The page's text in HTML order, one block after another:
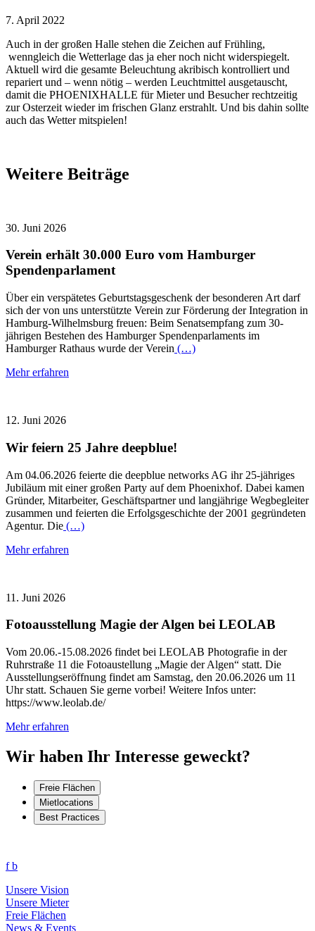
7. April 2022
Auch in der großen Halle stehen die Zeichen auf Frühling,
wenngleich die Wetterlage das ja eher noch nicht widerspiegelt.
Aktuell wird die gesamte Beleuchtung akribisch kontrolliert und
repariert und – wenn nötig – werden Leuchtmittel ausgetauscht,
damit die PHOENIXHALLE für Mieter und Besucher rechtzeitig
zur Osterzeit wieder im frischen Glanz erstrahlt. Und bis dahin sollte
auch das Wetter mitspielen!
Weitere Beiträge
30. Juni 2026
Verein erhält 30.000 Euro vom Hamburger
Spendenparlament
Über ein verspätetes Geburtstagsgeschenk der besonderen Art darf
sich der von uns unterstützte Verein zur Förderung der Integration in
Hamburg-Wilhelmsburg freuen: Beim Senatsempfang zum 30-
jährigen Bestehen des Hamburger Spendenparlaments im
Hamburger Rathaus wurde der Verein (…)
Mehr erfahren
12. Juni 2026
Wir feiern 25 Jahre deepblue!
Am 04.06.2026 feierte die deepblue networks AG ihr 25-jähriges
Jubiläum mit einer großen Party auf dem Phoenixhof. Dabei kamen
Gründer, Mitarbeiter, Geschäftspartner und langjährige Wegbegleiter
zusammen und feierten die Erfolgsgeschichte der 2001 gegründeten
Agentur. Die (…)
Mehr erfahren
11. Juni 2026
Fotoausstellung Magie der Algen bei LEOLAB
Vom 20.06.-15.08.2026 findet bei LEOLAB Photografie in der
Ruhrstraße 11 die Fotoaustellung „Magie der Algen“ statt. Die
Ausstellungseröffnung findet am Samstag, den 20.06.2026 um 11
Uhr statt. Schauen Sie gerne vorbei! Weitere Infos unter:
https://www.leolab.de/
Mehr erfahren
Wir haben Ihr Interesse geweckt?
Freie Flächen
Mietlocations
Best Practices
f b
Unsere Vision
Unsere Mieter
Freie Flächen
News & Events